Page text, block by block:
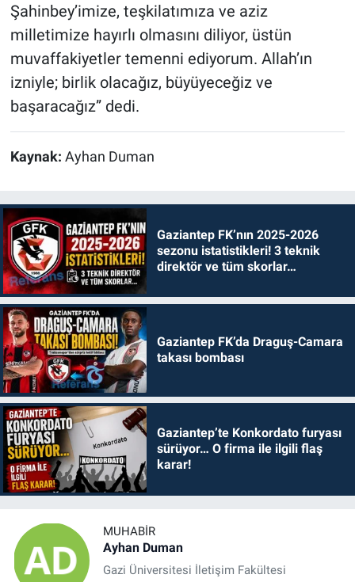
Şahinbey’imize, teşkilatımıza ve aziz
milletimize hayırlı olmasını diliyor, üstün
muvaffakiyetler temenni ediyorum. Allah’ın
izniyle; birlik olacağız, büyüyeceğiz ve
başaracağız” dedi.
Kaynak: Ayhan Duman
Gaziantep FK’nın 2025-2026
sezonu istatistikleri! 3 teknik
direktör ve tüm skorlar…
Gaziantep FK’da Draguş-Camara
takası bombası
Gaziantep’te Konkordato furyası
sürüyor… O firma ile ilgili flaş
karar!
MUHABIR
Ayhan Duman
Gazi Üniversitesi İletişim Fakültesi